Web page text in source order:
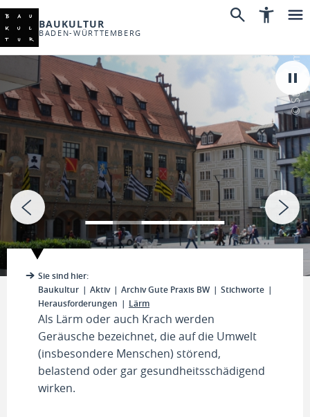
BAUKULTUR
BADEN-WÜRTTEMBERG
© Stadt Ulm
Sie sind hier:
Baukultur
Aktiv Archiv Gute Praxis BW
Stichworte
Herausforderungen
Lärm
Als Lärm oder auch Krach werden
Geräusche bezeichnet, die auf die Umwelt
(insbesondere Menschen) störend,
belastend oder gar gesundheitsschädigend
wirken.